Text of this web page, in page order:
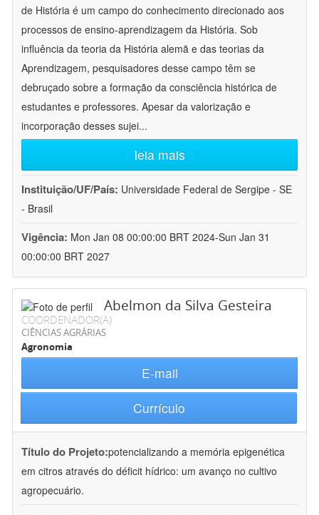
de História é um campo do conhecimento direcionado aos
processos de ensino-aprendizagem da História. Sob
influência da teoria da História alemã e das teorias da
Aprendizagem, pesquisadores desse campo têm se
debruçado sobre a formação da consciência histórica de
estudantes e professores. Apesar da valorização e
incorporação desses sujei...
leia mais
Instituição/UF/País: Universidade Federal de Sergipe - SE
- Brasil
Vigência: Mon Jan 08 00:00:00 BRT 2024-Sun Jan 31
00:00:00 BRT 2027
Abelmon da Silva Gesteira
COORDENADOR(A)
CIÊNCIAS AGRÁRIAS
Agronomia
E-mail
Currículo
Título do Projeto:potencializando a memória epigenética
em citros através do déficit hídrico: um avanço no cultivo
agropecuário.